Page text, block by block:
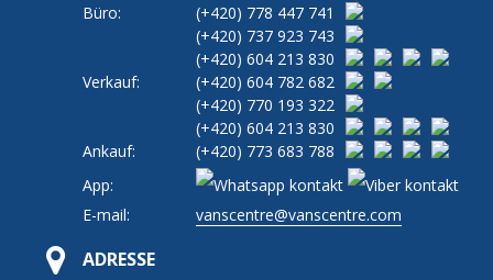
Büro: (+420) 778 447 741
(+420) 737 923 743
(+420) 604 213 830
Verkauf:
(+420) 604 782 682
(+420) 770 193 322
(+420) 604 213 830
Ankauf:
(+420) 773 683 788
App:
E-mail:
vanscentre@vanscentre.com
ADRESSE